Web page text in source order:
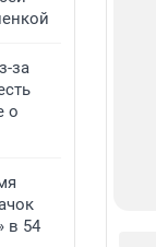
за
о
в 54